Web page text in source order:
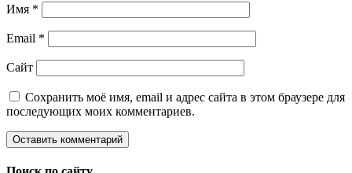
Имя *
Email *
Сайт
Сохранить моё имя, email и адрес сайта в этом браузере для
последующих моих комментариев.